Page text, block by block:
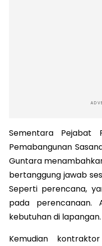
Sementara Pejabat
Pemabangunan
Guntara
bertanggung jawab
Seperti perencana,
pada perencanaan.
kebutuhan di lapangan.
Kemudian